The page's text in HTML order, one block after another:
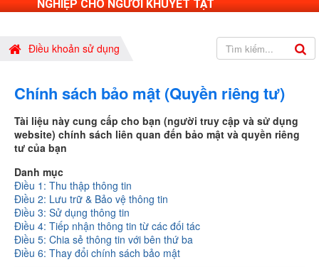
NGHIỆP CHO NGƯỜI KHUYẾT TẬT
Điều khoản sử dụng
Chính sách bảo mật (Quyền riêng tư)
Tài liệu này cung cấp cho bạn (người truy cập và sử dụng
website) chính sách liên quan đến bảo mật và quyền riêng
tư của bạn
Danh mục
Điều 1: Thu thập thông tin
Điều 2: Lưu trữ & Bảo vệ thông tin
Điều 3: Sử dụng thông tin
Điều 4: Tiếp nhận thông tin từ các đối tác
Điều 5: Chia sẻ thông tin với bên thứ ba
Điều 6: Thay đổi chính sách bảo mật